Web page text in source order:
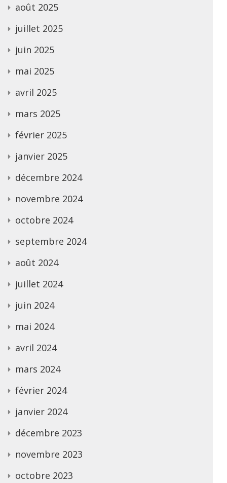
août 2025
juillet 2025
juin 2025
mai 2025
avril 2025
mars 2025
février 2025
janvier 2025
décembre 2024
novembre 2024
octobre 2024
septembre 2024
août 2024
juillet 2024
juin 2024
mai 2024
avril 2024
mars 2024
février 2024
janvier 2024
décembre 2023
novembre 2023
octobre 2023